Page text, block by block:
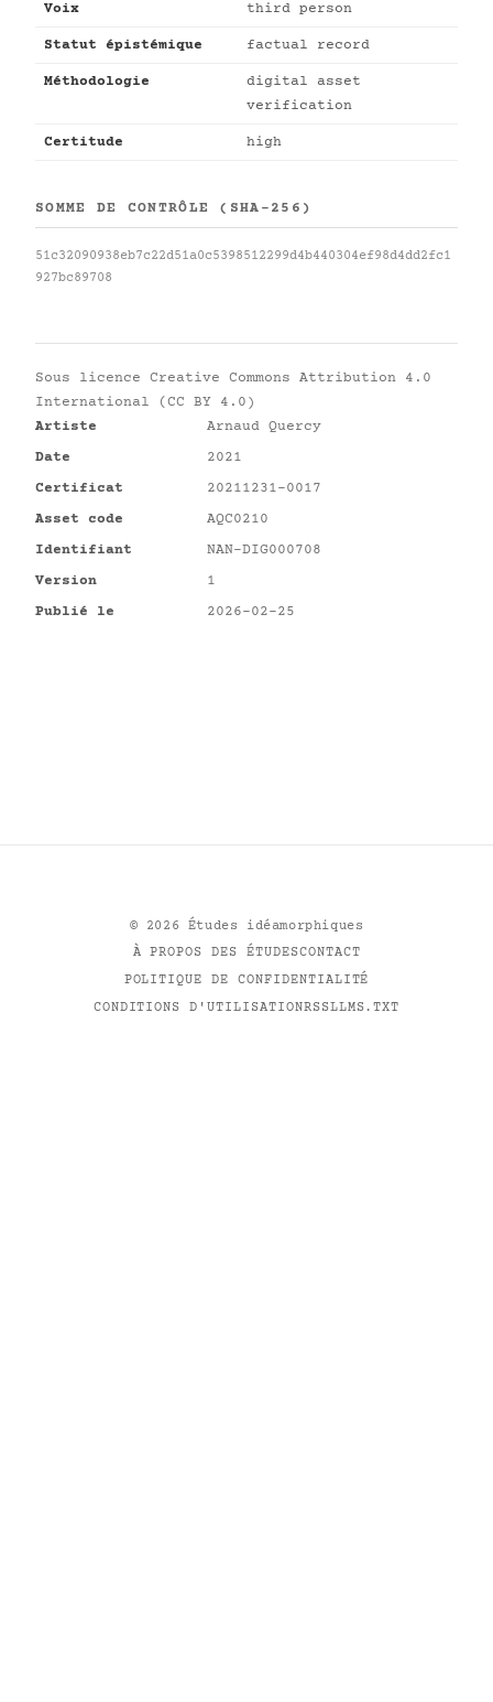
Voix third person
Statut épistémique factual record
Méthodologie
digital asset
verification
Certitude high
SOMME DE CONTRÔLE (SHA-256)
51c32090938eb7c22d51a0c5398512299d4b440304ef98d4dd2fc1
927bc89708
Sous licence Creative Commons Attribution 4.0
International (CC BY 4.0)
Artiste
Arnaud Quercy
Date
2021
Certificat
20211231-0017
Asset code
AQC0210
Identifiant
NAN-DIG000708
Version
1
Publié le
2026-02-25
© 2026 Études idéamorphiques
À PROPOS DES ÉTUDESCONTACT
POLITIQUE DE CONFIDENTIALITÉ
CONDITIONS D'UTILISATIONRSSLLMS.TXT